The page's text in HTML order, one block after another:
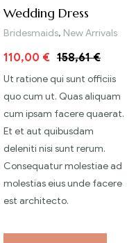
Wedding Dress
Bridesmaids, New Arrivals
158,61€
110,00 €
Ut ratione qui sunt officiis
quo cum ut. Quas aliquam
cum ipsam facere quaerat.
Et et aut quibusdam
deleniti nisi sunt rerum.
Consequatur molestiae ad
molestias eius unde facere
est architecto.